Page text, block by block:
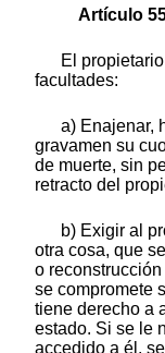
Artículo
El
facultades:
a) Enajenar,
gravamen su
de muerte, sin
retracto del
b) Exigir al
otra cosa, que
o
se compromete
tiene derecho a
estado. Si se le
accedido a él,